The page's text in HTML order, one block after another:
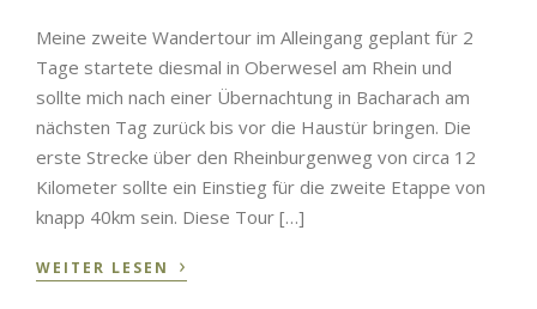
Meine zweite Wandertour im Alleingang geplant für 2
Tage startete diesmal in Oberwesel am Rhein und
sollte mich nach einer Übernachtung in Bacharach am
nächsten Tag zurück bis vor die Haustür bringen. Die
erste Strecke über den Rheinburgenweg von circa 12
Kilometer sollte ein Einstieg für die zweite Etappe von
knapp 40km sein. Diese Tour […]
WEITER LESEN ›